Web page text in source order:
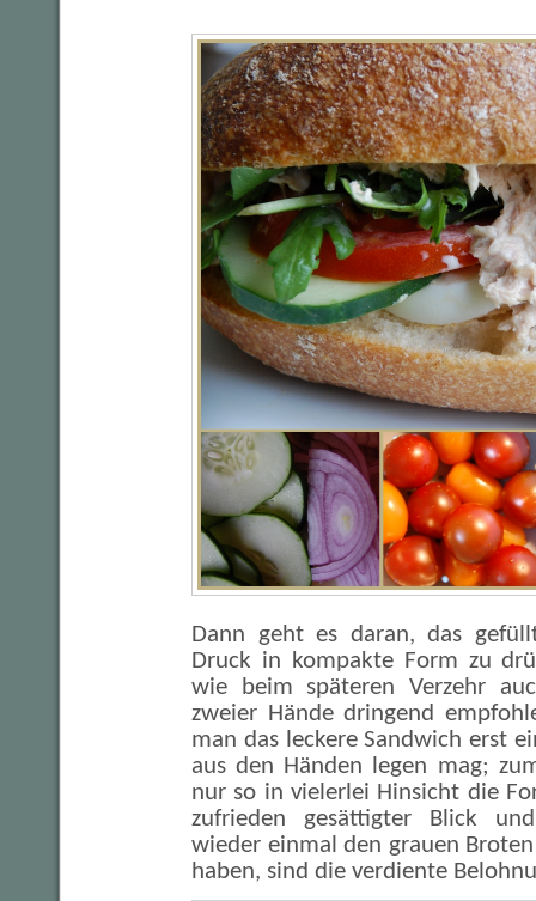
Dann geht es daran, das
Druck in kompakte Form zu
wie beim späteren Verzehr
zweier Hände dringend
man das leckere Sandwich erst
aus den Händen legen mag;
nur so in vielerlei Hinsicht die
zufrieden gesättigter Blick
wieder einmal den grauen
haben, sind die verdiente